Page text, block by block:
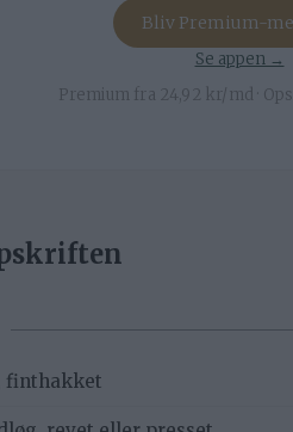
Bliv Premium-
Se appen →
Premium fra 24,92 kr/md ·
finthakket